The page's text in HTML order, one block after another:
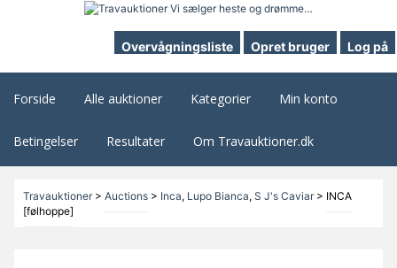
Overvågningsliste Opret bruger Log på
Forside Alle auktioner Kategorier Min konto
Betingelser Resultater Om Travauktioner.dk
Travauktioner> Auctions> Inca, Lupo Bianca, S J's Caviar> INCA
[følhoppe]